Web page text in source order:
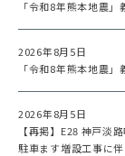
「令和8年熊本地震
2026年8月5日
「令和8年熊本地震
2026年8月5日
【再掲】E28 神戸淡
駐車ます増設工事に